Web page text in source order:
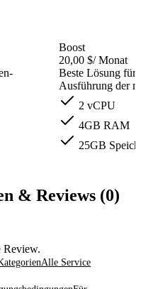
Boost
20,00 $/ Monat
Beste Lösung für
Ausführung der
2 vCPU
4GB RAM
25GB
& Reviews (0)
Review.
Alle Service